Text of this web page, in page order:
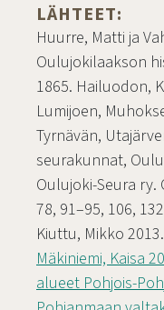
LÄHTEET:
Huurre, Matti ja
Oulujokilaakson
1865. Hailuodon,
Lumijoen,
Tyrnävän,
seurakunnat,
Oulujoki-Seura ry.
78, 91–95, 106,
Kiuttu, Mikko
Mäkiniemi, Kaisa
alueet Pohjois-